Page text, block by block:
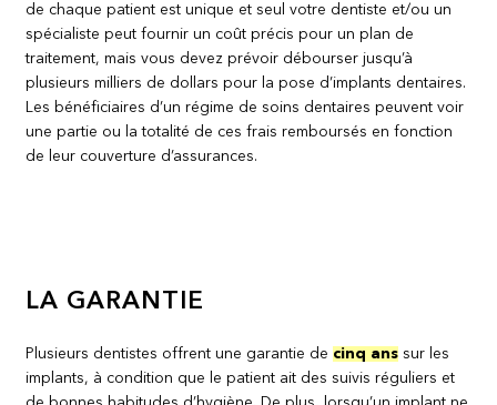
de chaque patient est unique et seul votre dentiste et/ou un
spécialiste peut fournir un coût précis pour un plan de
traitement, mais vous devez prévoir débourser jusqu’à
plusieurs milliers de dollars pour la pose d’implants dentaires.
Les bénéficiaires d’un régime de soins dentaires peuvent voir
une partie ou la totalité de ces frais remboursés en fonction
de leur couverture d’assurances.
LA GARANTIE
Plusieurs dentistes offrent une garantie de cinq ans sur les
implants, à condition que le patient ait des suivis réguliers et